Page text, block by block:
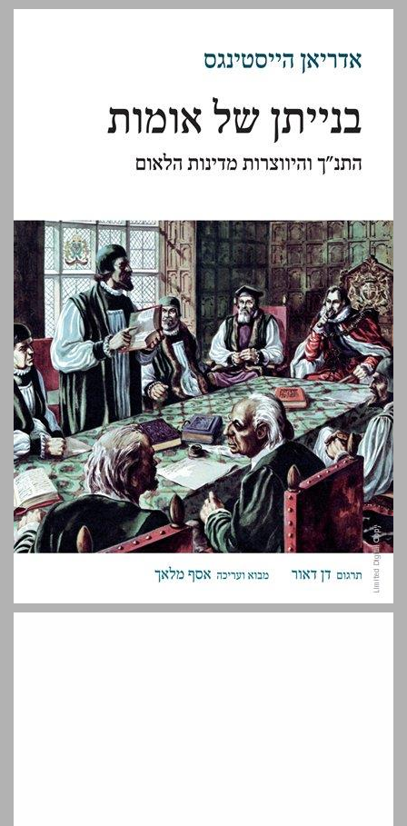
בנייתן של אומות התנ״ך והיווצרות מדינות הלאום ... 0